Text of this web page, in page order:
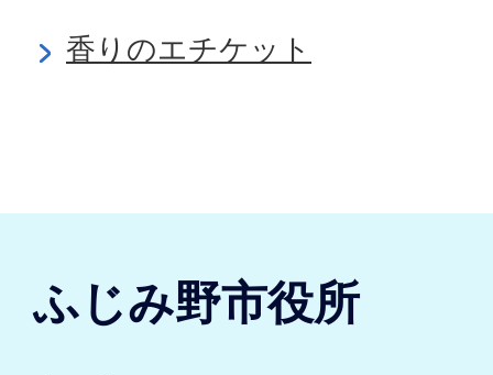
香りのエチケット
ふじみ野市役所